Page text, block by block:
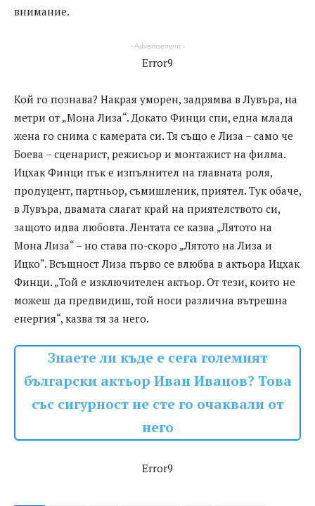
внимание.
- Advertisement -
Error9
Кой го познава? Накрая уморен, задрямва в Лувъра, на
метри от „Мона Лиза“. Докато Финци спи, една млада
жена го снима с камерата си. Тя също е Лиза – само че
Боева – сценарист, режисьор и монтажист на филма.
Ицхак Финци пък е изпълнител на главната роля,
продуцент, партньор, съмишленик, приятел. Тук обаче,
в Лувъра, двамата слагат край на приятелството си,
защото идва любовта. Лентата се казва „Лятото на
Мона Лиза“ – но става по-скоро „Лятото на Лиза и
Ицко“. Всъщност Лиза първо се влюбва в актьора Ицхак
Финци. „Той е изключителен актьор. От тези, които не
можеш да предвидиш, той носи различна вътрешна
енергия“, казва тя за него.
Знаете ли къде е сега големият
български актьор Иван Иванов? Това
със сигурност не сте го очаквали от
него
Error9